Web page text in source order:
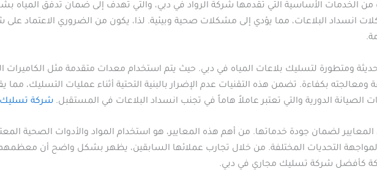
من الخدمات الأساسية التي تقدمها شركة الرواد في دبي، والتي تهدف إلى ضمان تدفق المياه
انسداد البلاعات، مما يؤدي إلى مشكلات صحية وبيئية. لذا، يكون من الضروري الاعتماد
ومتطورة لتسليك بلاعات المياه في دبي. حيث يتم استخدام معدات متقدمة مثل الكاميرات
ومعالجته بكفاءة. تضمن هذه التقنيات عدم الإضرار بالبنية التحتية أثناء عمليات التسليك، مما
الدورية والتي تعتبر عاملاً هاماً في تجنب انسداد البلاعات في المستقبل. شركة تسليك
لضمان جودة خدماتها. من أهم هذه المعايير، هو استخدام المواد والأدوات الصحية
لمواجهة التحديات المختلفة. من خلال تجارب عملائها السابقين، يظهر بشكل واضح أن معظمهم
كأفضل شركة تسليك مجاري في دبي.